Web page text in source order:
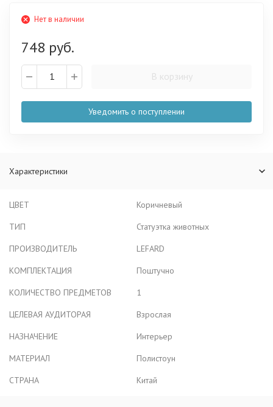
Нет в наличии
748 руб.
В корзину
Уведомить о поступлении
Характеристики
ЦВЕТ
Коричневый
ТИП
Статуэтка животных
ПРОИЗВОДИТЕЛЬ
LEFARD
КОМПЛЕКТАЦИЯ
Поштучно
КОЛИЧЕСТВО ПРЕДМЕТОВ
1
ЦЕЛЕВАЯ АУДИТОРАЯ
Взрослая
НАЗНАЧЕНИЕ
Интерьер
МАТЕРИАЛ
Полистоун
СТРАНА
Китай